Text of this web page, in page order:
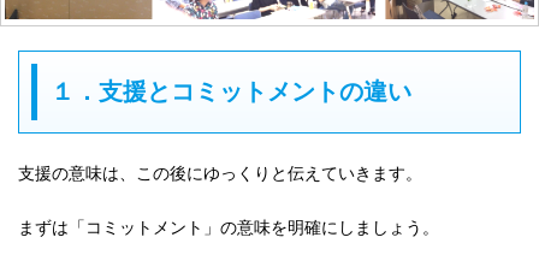
１．支援とコミットメントの違い
支援の意味は、この後にゆっくりと伝えていきます。
まずは「コミットメント」の意味を明確にしましょう。